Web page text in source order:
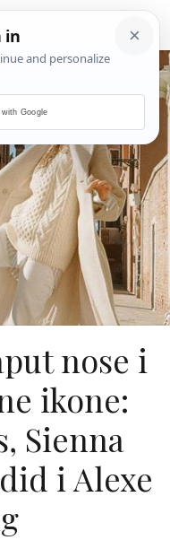
nose i
ikone:
Sienna
i Alexe
Google